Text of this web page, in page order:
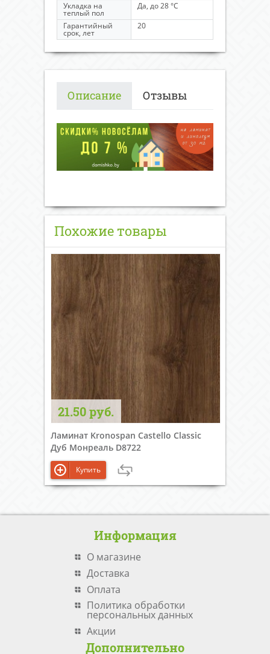
Укладка на
теплый пол
Да, до 28 °C
Гарантийный
срок, лет
20
Описание Отзывы
Похожие товары
21.50 руб.
Ламинат Kronospan Castello Classic
Дуб Монреаль D8722
Купить
Информация
О магазине
Доставка
Оплата
Политика обработки
персональных данных
Акции
Дополнительно